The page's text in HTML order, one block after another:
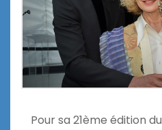
Pour sa 21ème édition du